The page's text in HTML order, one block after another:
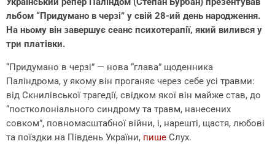
льбом “Придумано в черзі” у свій 28-ий день народження.
На ньому він завершує сеанс психотерапії, який вилився у
три платівки.
“Придумано в черзі” — нова “глава” щоденника
Паліндрома, у якому він проганяє через себе усі травми:
від Скнилівської трагедії, свідком якої він майже став, до
“постколоніального синдрому та травм, нанесених
совком”, повномасштабної війни, і, нарешті, щастя, любові
та поїздки на Південь України, пише Слух.